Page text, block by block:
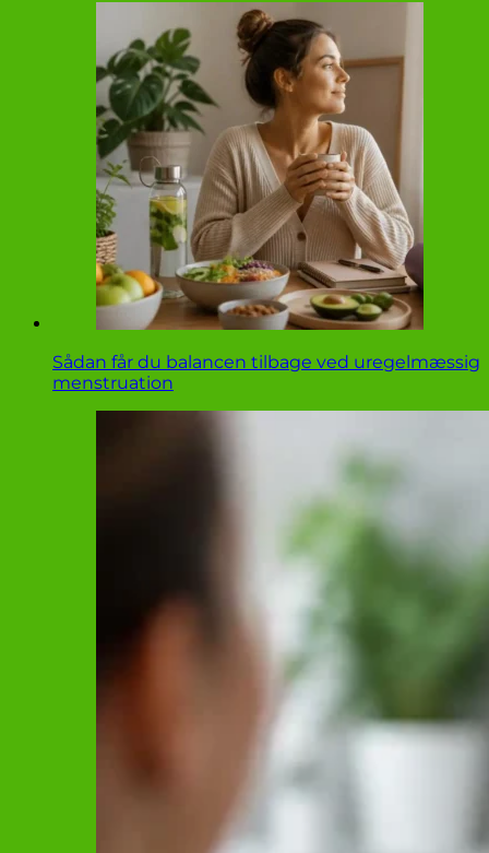
Sådan får du balancen tilbage ved uregelmæssig
menstruation